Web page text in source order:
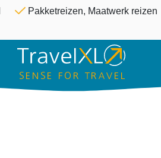
Overslaan en naar
Pakketreizen, Maatwerk reizen